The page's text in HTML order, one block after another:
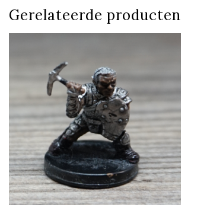
Gerelateerde producten